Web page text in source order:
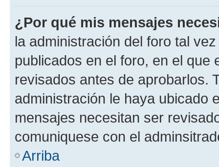
¿Por qué mis mensajes
la administración del foro tal
publicados en el foro, en el
revisados antes de aprobarlos.
administración le haya ubicado
mensajes necesitan ser
comuniquese con el
Arriba